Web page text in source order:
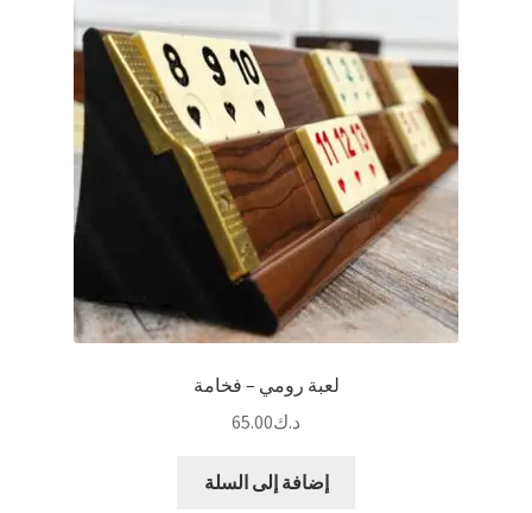
لعبة رومي – فخامة
د.ك65.00
إضافة إلى السلة